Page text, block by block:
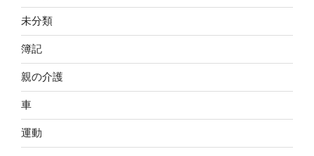
未分類
簿記
親の介護
車
運動